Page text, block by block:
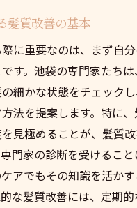
髪質改善の基本
に重要なのは、まず自
す。池袋の専門家たち
細かな状態をチェック
法を提案します。特に
見極めることが、髪質
門家の診断を受けるこ
アでもその知識を活か
な髪質改善には、定期